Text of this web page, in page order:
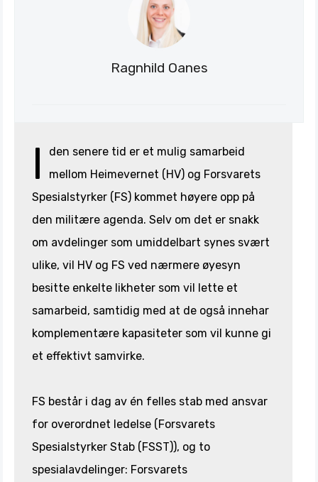
Ragnhild Oanes
I
den senere tid er et mulig samarbeid
mellom Heimevernet (HV) og Forsvarets
Spesialstyrker (FS) kommet høyere opp på
den militære agenda. Selv om det er snakk
om avdelinger som umiddelbart synes svært
ulike, vil HV og FS ved nærmere øyesyn
besitte enkelte likheter som vil lette et
samarbeid, samtidig med at de også innehar
komplementære kapasiteter som vil kunne gi
et effektivt samvirke.
FS består i dag av én felles stab med ansvar
for overordnet ledelse (Forsvarets
Spesialstyrker Stab (FSST)), og to
spesialavdelinger: Forsvarets